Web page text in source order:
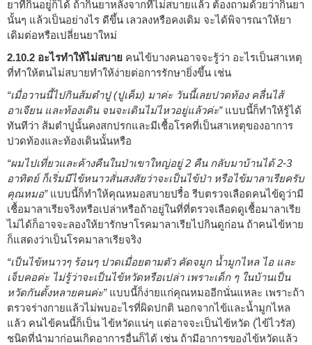
ยาที่กินอยู่ก็ได้ ถ้ากินยาหลังจากที่ไม่สบายแล้ว ต้องถามด้วยว่ากินยา
นั้นๆ แล้วเป็นอย่างไร ดีขึ้น เลวลงหรือคงเดิม จะได้พิจารณาให้ยา
เดิมต่อหรือเปลี่ยนยาใหม่
2.10.2 อะไรทำให้ไม่สบาย คนไข้บางคนอาจจะรู้ว่า อะไรเป็นสาเหตุ
ที่ทำให้ตนไม่สบายทำให้ง่ายต่อการรักษายิ่งขึ้น เช่น
“เมื่อวานนี้ไปกินส้มตำปู (ปูเค็ม) มาค่ะ วันนี้เลยปวดท้อง คลื่นไส้
อาเจียน และท้องเดิน จนจะเดินไม่ไหวอยู่แล้วค่ะ”แบบนี้ก็ทำให้รู้ได้
ทันทีว่า ส้มตำปูนั้นคงสกปรกและมีเชื้อโรคที่เป็นสาเหตุของอาการ
ปวดท้องและท้องเดินนั้นหรือ
“ผมไปเที่ยวและค้างคืนในป่าเขาใหญ่อยู่ 2 คืน กลับมาบ้านได้ 2-3
อาทิตย์ ก็เริ่มมีไข้หนาวสั่นสงสัยว่าจะเป็นไข้ป่า หรือไข้มาลาเรียครับ
คุณหมอ”แบบนี้ก็ทำให้คุณหมอสบายปรื๋อ รีบตรวจเลือดคนไข้ดูว่ามี
เชื้อมาลาเรียจริงหรือเปล่าหรือถ้าอยู่ในที่ที่ตรวจเลือดดูเชื้อมาลาเรีย
ไม่ได้ก็อาจจะลองให้ยารักษาโรคมาลาเรียไปกินดูก่อน ถ้าคนไข้หาย
ก็แสดงว่าเป็นโรคมาลาเรียจริง
“เป็นไข้หนาวๆ ร้อนๆ ปวดเมื่อยตามตัว คัดจมูก น้ำมูกไหล ไอ และ
เจ็บคอค่ะ ไม่รู้ว่าจะเป็นไข้หวัดหรือเปล่า เพราะเด็ก ๆ ในบ้านเป็น
หวัดกันตั้งหลายคนค่ะ”แบบนี้ก็ง่ายแก่คุณหมออีกนั่นแหละ เพราะถ้า
ตรวจร่างกายแล้วไม่พบอะไรที่ผิดปกติ นอกจากไข้และน้ำมูกไหล
แล้ว คนไข้คนนี้ก็เป็น ไข้หวัดแน่ๆ แต่อาจจะเป็นไข้หวัด (ไข้ไวรัส)
ชนิดที่นำมาก่อนเกิดอาการอื่นก็ได้ เช่น ถ้ามีอาการของไข้หวัดแล้ว